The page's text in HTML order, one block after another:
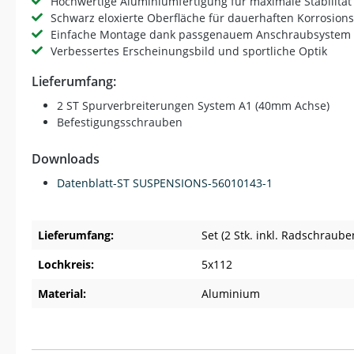
Schwarz eloxierte Oberfläche für dauerhaften
Einfache Montage dank passgenauem Anschraubsystem
Verbessertes Erscheinungsbild und sportliche Optik
Lieferumfang:
2 ST Spurverbreiterungen System A1 (40mm Achse)
Befestigungsschrauben
Downloads
Datenblatt-ST SUSPENSIONS-56010143-1
Lieferumfang:
Set (2 Stk. inkl.
Lochkreis:
5x112
Material:
Aluminium